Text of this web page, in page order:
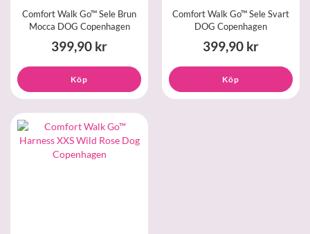
Comfort Walk Go™ Sele Brun
Mocca DOG Copenhagen
399,90 kr
Köp
Comfort Walk Go™ Sele Svart
DOG Copenhagen
399,90 kr
Köp